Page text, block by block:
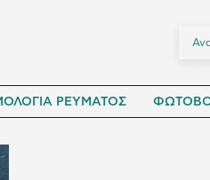
ΡΕΥΜΑΤΟΣ